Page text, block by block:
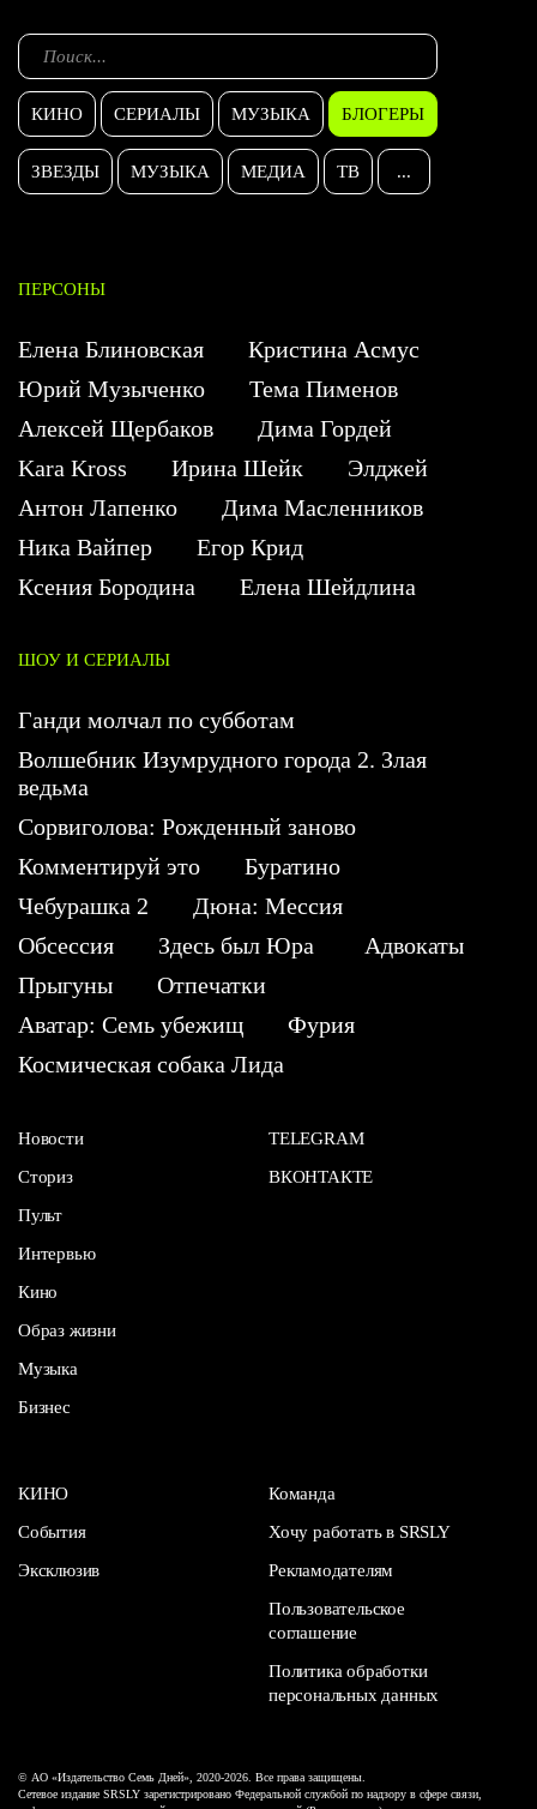
КИНО СЕРИАЛЫ МУЗЫКА БЛОГЕРЫ
ЗВЕЗДЫ МУЗЫКА МЕДИА ТВ ...
ПЕРСОНЫ
Елена Блиновская
Кристина Асмус
Юрий Музыченко
Тема Пименов
Алексей Щербаков
Дима Гордей
Kara Kross
Ирина Шейк
Элджей
Антон Лапенко
Дима Масленников
Ника Вайпер
Егор Крид
Ксения Бородина
Елена Шейдлина
ШОУ И СЕРИАЛЫ
Ганди молчал по субботам
Волшебник Изумрудного города 2. Злая
ведьма
Сорвиголова: Рожденный заново
Комментируй это
Буратино
Чебурашка 2
Дюна: Мессия
Обсессия
Здесь был Юра
Адвокаты
Прыгуны
Отпечатки
Аватар: Семь убежищ
Фурия
Космическая собака Лида
Новости
Сториз
Пульт
Интервью
Кино
Образ жизни
Музыка
Бизнес
TELEGRAM
ВКОНТАКТЕ
КИНО
События
Эксклюзив
Команда
Хочу работать в SRSLY
Рекламодателям
Пользовательское
соглашение
Политика обработки
персональных данных
© АО «Издательство Семь Дней», 2020-2026. Все права защищены.
Сетевое издание SRSLY зарегистрировано Федеральной службой по надзору в сфере связи,